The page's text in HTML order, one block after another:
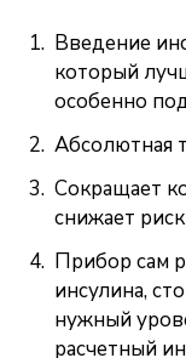
Введение
который
особенно
Абсолютная
Сокращает
снижает
Прибор сам
инсулина,
нужный
расчетный